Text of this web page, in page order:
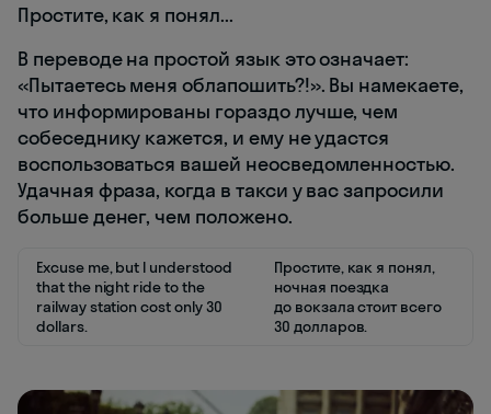
Простите, как я понял...
В переводе на простой язык это означает:
«Пытаетесь меня облапошить?!». Вы намекаете,
что информированы гораздо лучше, чем
собеседнику кажется, и ему не удастся
воспользоваться вашей неосведомленностью.
Удачная фраза, когда в такси у вас запросили
больше денег, чем положено.
Excuse me, but I understood
that the night ride to the
railway station cost only 30
dollars.
Простите, как я понял,
ночная поездка
до вокзала стоит всего
30 долларов.